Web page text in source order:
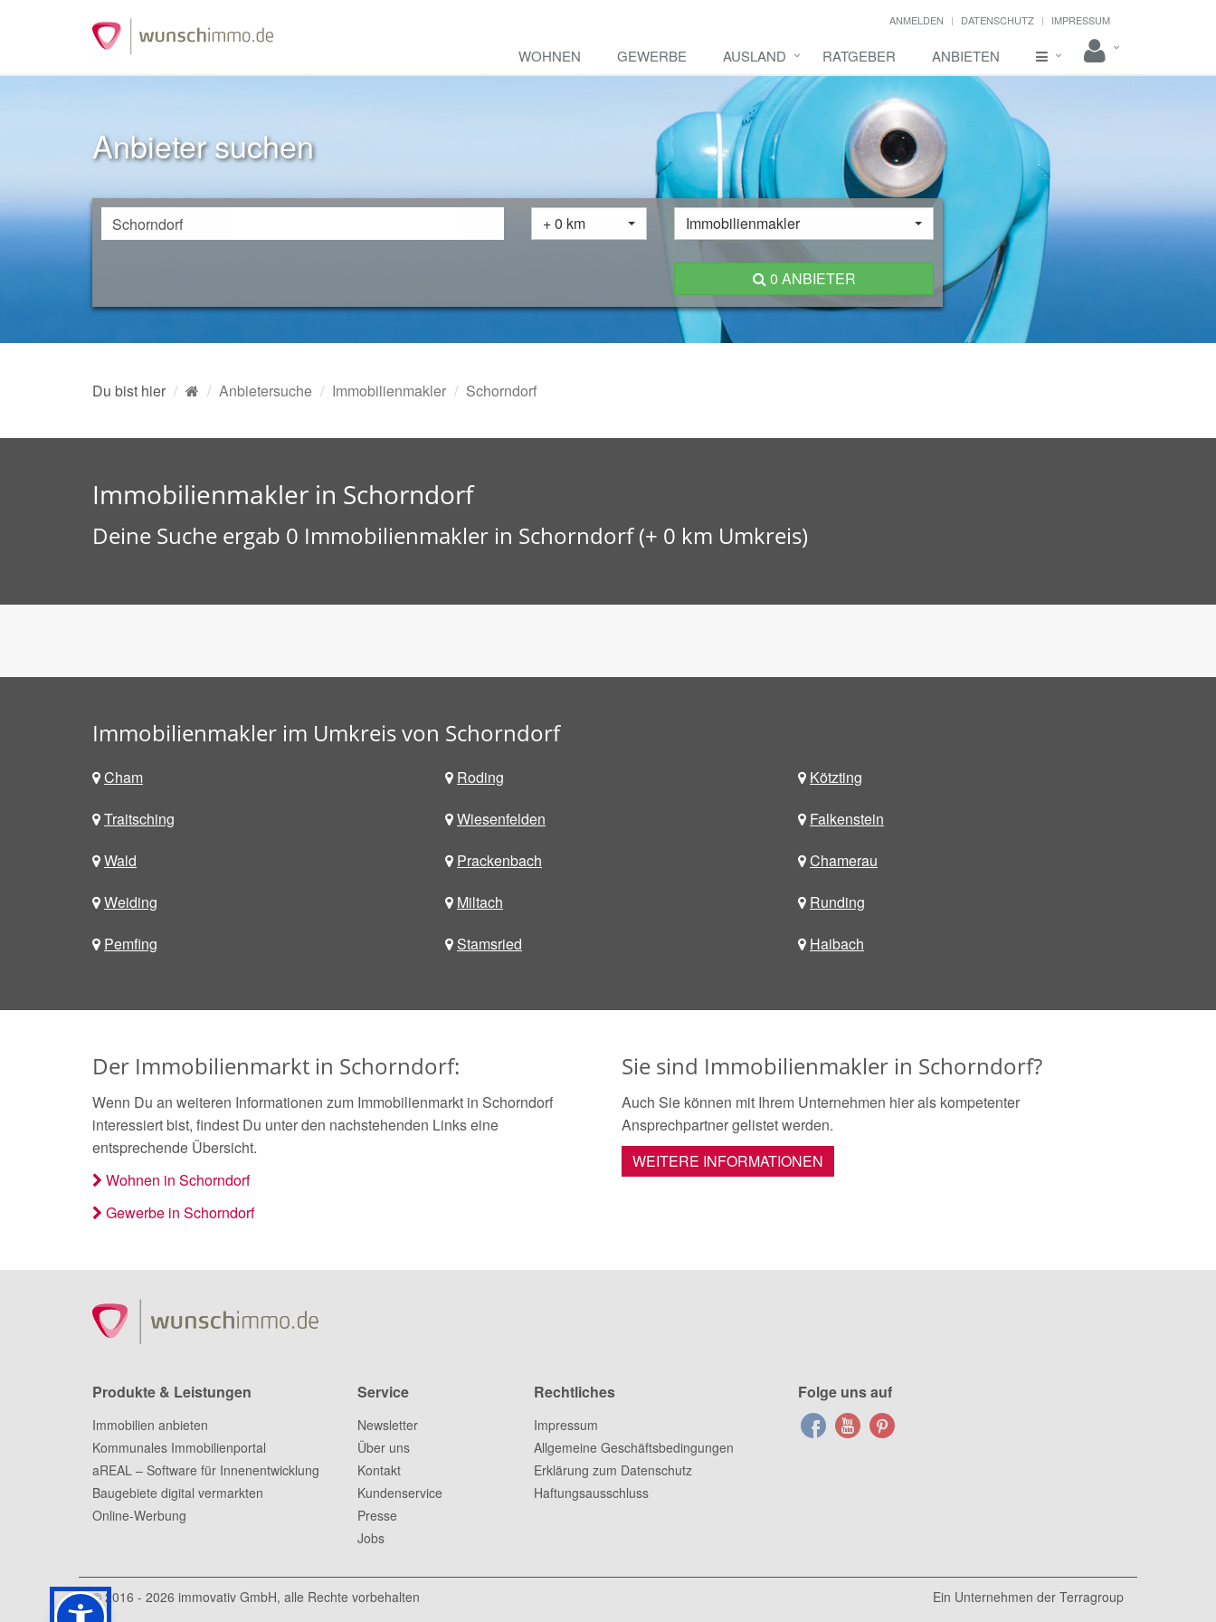
ANMELDEN DATENSCHUTZ IMPRESSUM
WOHNEN GEWERBE AUSLAND RATGEBER ANBIETEN
Anbieter suchen
+ 0 km Immobilienmakler
0 ANBIETER
Du bist hier Anbietersuche Immobilienmakler Schorndorf
Immobilienmakler in Schorndorf
Deine Suche ergab 0 Immobilienmakler in Schorndorf (+ 0 km Umkreis)
Immobilienmakler im Umkreis von Schorndorf
Cham Roding
Kötzting
Traitsching
Wiesenfelden
Falkenstein
Wald
Prackenbach
Chamerau
Weiding
Miltach
Runding
Pemfing
Stamsried Haibach
Der Immobilienmarkt in Schorndorf:
Wenn Du an weiteren Informationen zum Immobilienmarkt in Schorndorf
interessiert bist, findest Du unter den nachstehenden Links eine
entsprechende Übersicht.
Wohnen in Schorndorf
Gewerbe in Schorndorf
Sie sind Immobilienmakler in Schorndorf?
Auch Sie können mit Ihrem Unternehmen hier als kompetenter
Ansprechpartner gelistet werden.
WEITERE INFORMATIONEN
Produkte & Leistungen
Immobilien anbieten
Kommunales Immobilienportal
aREAL – Software für Innenentwicklung
Baugebiete digital vermarkten
Online-Werbung
Service
Newsletter
Über uns
Kontakt
Kundenservice
Presse
Jobs
Rechtliches
Impressum
Allgemeine Geschäftsbedingungen
Erklärung zum Datenschutz
Haftungsausschluss
Folge uns auf
© 2016 - 2026 immovativ GmbH, alle Rechte vorbehalten Ein Unternehmen der Terragroup